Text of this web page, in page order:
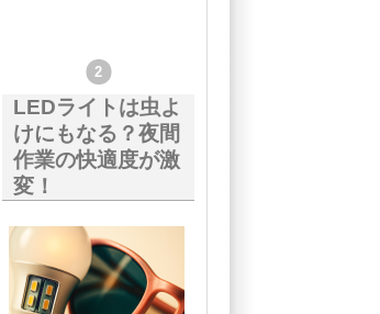
LEDライトは虫よ
けにもなる？夜間
作業の快適度が激
変！